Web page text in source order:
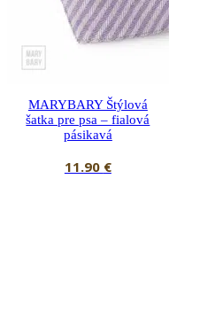
MARYBARY Štýlová
šatka pre psa – fialová
pásikavá
11.90 €